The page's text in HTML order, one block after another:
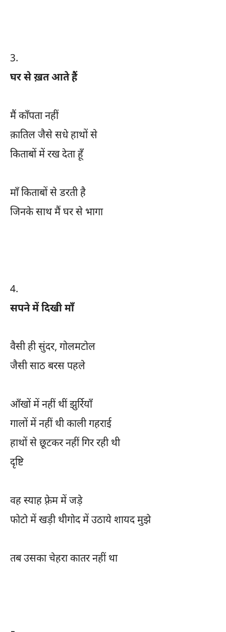
3.
घर से ख़त आते हैं
मैं काँपता नहीं
क़ातिल जैसे सधे हाथों से
किताबों में रख देता हूँ
माँ किताबों से डरती है
जिनके साथ मैं घर से भागा
4.
सपने में दिखी माँ
वैसी ही सुंदर, गोलमटोल
जैसी साठ बरस पहले
आँखों में नहीं थीं झुर्रियाँ
गालों में नहीं थी काली गहराई
हाथों से छूटकर नहीं गिर रही थी
दृष्टि
वह स्याह फ़्रेम में जड़े
फोटो में खड़ी थीगोद में उठाये शायद मुझे
तब उसका चेहरा कातर नहीं था